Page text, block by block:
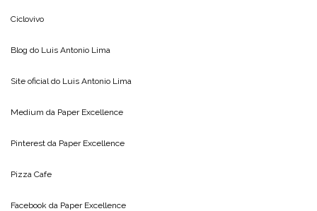
Ciclovivo
Blog do Luis Antonio Lima
Site oficial do Luis Antonio Lima
Medium da Paper Excellence
Pinterest da Paper Excellence
Pizza Cafe
Facebook da Paper Excellence